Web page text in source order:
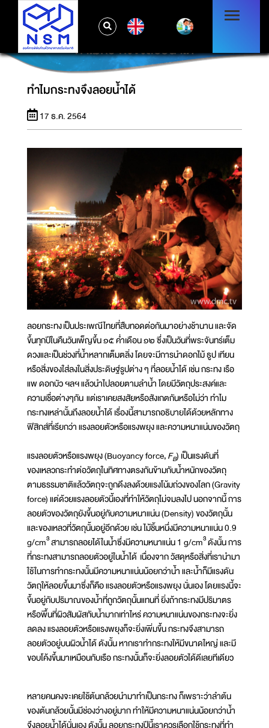
ทำไมกระทงจึงลอยน้ำได้
ทำไมกระทงจึงลอยน้ำได้
17 ธ.ค. 2564
ลอยกระทง เป็นประเพณีไทยที่สืบทอดต่อกันมาอย่างช้านาน และจัด
ขึ้นทุกปีในคืนวันเพ็ญขึ้น ๑๕ ค่ำเดือน ๑๒ ซึ่งเป็นวันที่พระจันทร์เต็ม
ดวงและเป็นช่วงที่น้ำหลากเต็มตลิ่ง โดยจะมีการนำดอกไม้ ธูป เทียน
หรือสิ่งของใส่ลงในสิ่งประดิษฐ์รูปต่าง ๆ ที่ลอยน้ำได้ เช่น กระทง เรือ
แพ ดอกบัว ฯลฯ แล้วนำไปลอยตามลำน้ำ โดยมีวัตถุประสงค์และ
ความเชื่อต่างๆกัน แต่เราเคยสงสัยหรือสังเกตกันหรือไม่ว่า ทำไม
กระทงเหล่านั้นถึงลอยน้ำได้ เรื่องนี้สามารถอธิบายได้ด้วยหลักทาง
ฟิสิกส์ที่เรียกว่า แรงลอยตัวหรือแรงพยุง และความหนาแน่นของวัตถุ
แรงลอยตัวหรือแรงพยุง (Buoyancy force,FB) เป็นแรงดันที่
ของเหลวกระทำต่อวัตถุในทิศทางตรงกันข้ามกับน้ำหนักของวัตถุ
ตามธรรมชาติแล้ววัตถุจะถูกดึงลงด้วยแรงโน้มถ่วงของโลก (Gravity
force) แต่ด้วยแรงลอยตัวนี้เองที่ทำให้วัตถุไม่จมลงไป นอกจากนี้ การ
ลอยตัวของวัตถุยังขึ้นอยู่กับความหนาแน่น (Density) ของวัตถุนั้น
และของเหลวที่วัตถุนั้นอยู่อีกด้วย เช่น ไม้ชิ้นหนึ่งมีความหนาแน่น 0.9
g/cm3สามารถลอยได้ในน้ำซึ่งมีความหนาแน่น 1 g/cm3ดังนั้น การ
ที่กระทงสามารถลอยตัวอยู่ในน้ำได้ เนื่องจาก วัสดุหรือสิ่งที่เรานำมา
ใช้ในการทำกระทงนั้นมีความหนาแน่นน้อยกว่าน้ำ และน้ำก็มีแรงดัน
วัตถุให้ลอยขึ้นมาซึ่งก็คือ แรงลอยตัวหรือแรงพยุง นั่นเอง โดยแรงนี้จะ
ขึ้นอยู่กับปริมาณของน้ำที่ถูกวัตถุนั้นแทนที่ ยิ่งถ้ากระทงมีปริมาตร
หรือพื้นที่ผิวสัมผัสกับน้ำมากเท่าไหร่ ความหนาแน่นของกระทงจะยิ่ง
ลดลง แรงลอยตัวหรือแรงพยุงก็จะยิ่งเพิ่มขึ้น กระทงจึงสามารถ
ลอยตัวอยู่บนผิวน้ำได้ ดังนั้น หากเราทำกระทงให้มีขนาดใหญ่ และมี
ขอบโค้งขึ้นมาเหมือนกับเรือ กระทงนั้นก็จะยิ่งลอยตัวได้ดีเลยทีเดียว
หลายคนคงจะเคยใช้ต้นกล้วยนำมาทำเป็นกระทง ก็เพราะว่าลำต้น
ของต้นกล้วยนั้นมีช่องว่างอยู่มาก ทำให้มีความหนาแน่นน้อยกว่าน้ำ
จึงลอยน้ำได้นั่นเอง ดังนั้น ลอยกระทงปีนี้เราควรเลือกใช้กระทงที่ทำ